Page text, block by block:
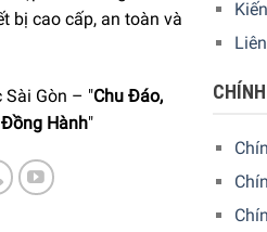
bị cao cấp, an toàn và
Sài Gòn – "Chu Đáo,
Hành"